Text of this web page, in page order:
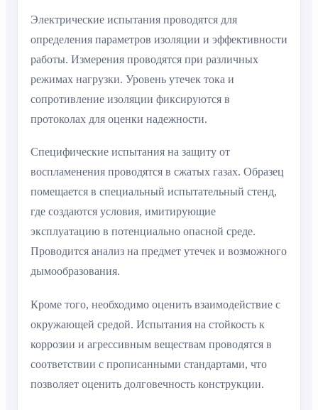
Электрические испытания проводятся для
определения параметров изоляции и эффективности
работы. Измерения проводятся при различных
режимах нагрузки. Уровень утечек тока и
сопротивление изоляции фиксируются в
протоколах для оценки надежности.
Специфические испытания на защиту от
воспламенения проводятся в сжатых газах. Образец
помещается в специальный испытательный стенд,
где создаются условия, имитирующие
эксплуатацию в потенциально опасной среде.
Проводится анализ на предмет утечек и возможного
дымообразования.
Кроме того, необходимо оценить взаимодействие с
окружающей средой. Испытания на стойкость к
коррозии и агрессивным веществам проводятся в
соответствии с прописанными стандартами, что
позволяет оценить долговечность конструкции.